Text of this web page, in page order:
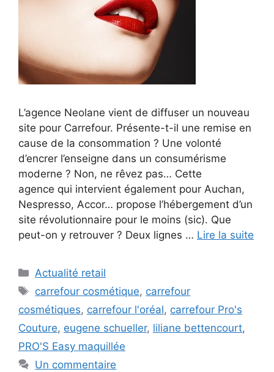
L’agence Neolane vient de diffuser un nouveau
site pour Carrefour. Présente-t-il une remise en
cause de la consommation ? Une volonté
d’encrer l’enseigne dans un consumérisme
moderne ? Non, ne rêvez pas… Cette
agence qui intervient également pour Auchan,
Nespresso, Accor… propose l’hébergement d’un
site révolutionnaire pour le moins (sic). Que
peut-on y retrouver ? Deux lignes … Lire la suite
Catégories
Actualité retail
Étiquettes
carrefour cosmétique, carrefour
cosmétiques, carrefour l'oréal, carrefour Pro's
Couture, eugene schueller, liliane bettencourt,
PRO'S Easy maquillée
Un commentaire